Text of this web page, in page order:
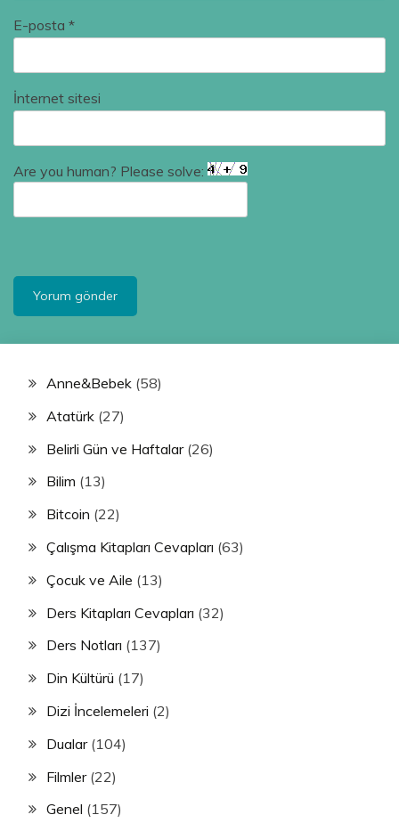
E-posta *
İnternet sitesi
Are you human? Please solve:
Anne&Bebek (58)
Atatürk (27)
Belirli Gün ve Haftalar(26)
Bilim (13)
Bitcoin (22)
Çalışma Kitapları Cevapları (63)
Çocuk ve Aile (13)
Ders Kitapları Cevapları (32)
Ders Notları (137)
Din Kültürü (17)
Dizi İncelemeleri (2)
Dualar(104)
Filmler(22)
Genel (157)